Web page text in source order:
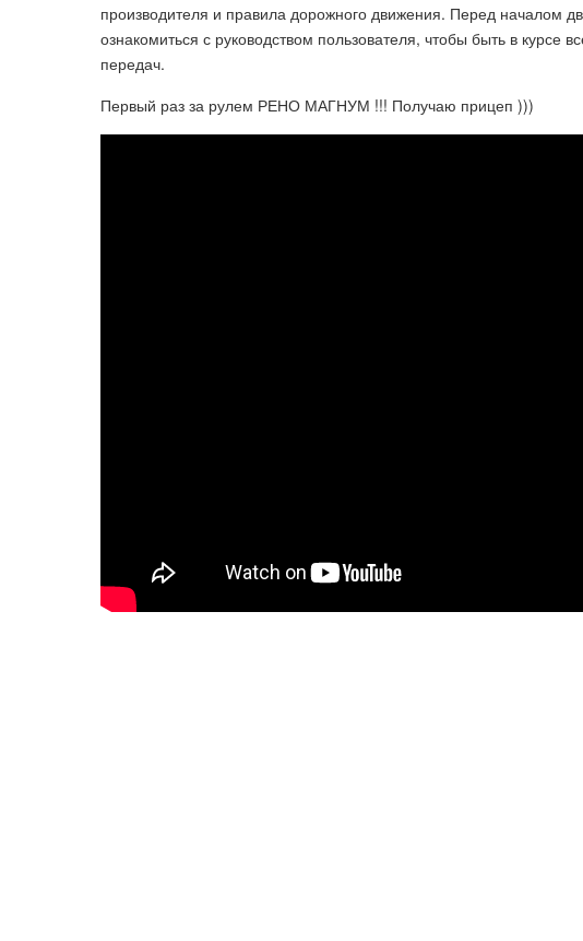
производителя и правила дорожного движения. Перед началом
ознакомиться с руководством пользователя, чтобы быть в курсе
передач.
Первый раз за рулем РЕНО МАГНУМ !!! Получаю прицеп )))